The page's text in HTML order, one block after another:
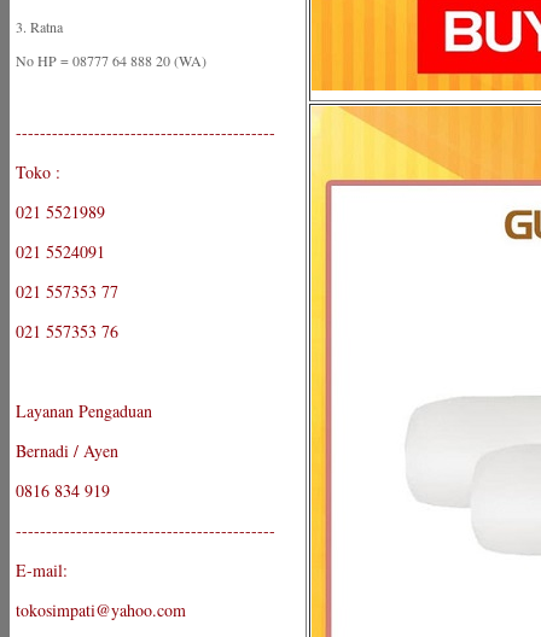
3. Ratna
No HP = 08777 64 888 20 (WA)
-------------------------------------------
Toko :
021 5521989
021 5524091
021 557353 77
021 557353 76
Layanan Pengaduan
Bernadi / Ayen
0816 834 919
-------------------------------------------
E-mail:
tokosimpati@yahoo.com